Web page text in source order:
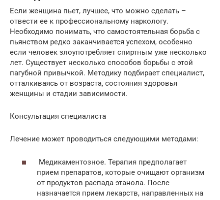
Если женщина пьет, лучшее, что можно сделать –
отвести ее к профессиональному наркологу.
Необходимо понимать, что самостоятельная борьба с
пьянством редко заканчивается успехом, особенно
если человек злоупотребляет спиртным уже несколько
лет. Существует несколько способов борьбы с этой
пагубной привычкой. Методику подбирает специалист,
отталкиваясь от возраста, состояния здоровья
женщины и стадии зависимости.
Консультация специалиста
Лечение может проводиться следующими методами:
Медикаментозное. Терапия предполагает
прием препаратов, которые очищают организм
от продуктов распада этанола. После
назначается прием лекарств, направленных на